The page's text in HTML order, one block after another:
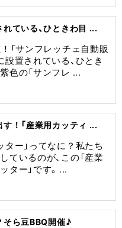
ている、ひときわ目 ...
「サンフレッチェ自動販
設置されている、ひとき
色の「サンフレ ...
！「産業用カッティ ...
ター」ってなに？​私たち
ているのが、この「産業
ター」です。 ...
そら豆BBQ開催♪